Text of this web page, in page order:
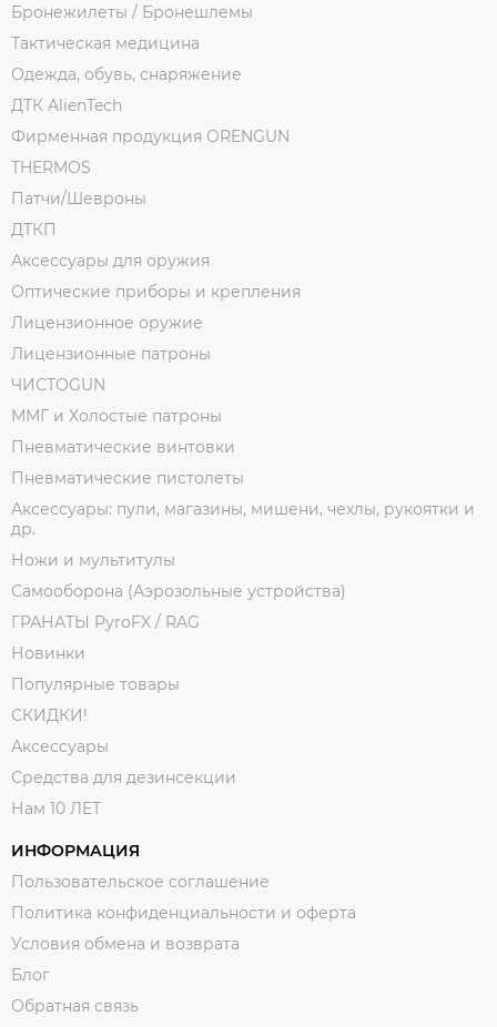
Бронежилеты / Бронешлемы
Тактическая медицина
Одежда, обувь, снаряжение
ДТК AlienTech
Фирменная продукция ORENGUN
THERMOS
Патчи/Шевроны
ДТКП
Аксессуары для оружия
Оптические приборы и крепления
Лицензионное оружие
Лицензионные патроны
ЧИСТОGUN
ММГ и Холостые патроны
Пневматические винтовки
Пневматические пистолеты
Аксессуары: пули, магазины, мишени, чехлы, рукоятки и
др.
Ножи и мультитулы
Самооборона (Аэрозольные устройства)
ГРАНАТЫ PyroFX / RAG
Новинки
Популярные товары
СКИДКИ!
Аксессуары
Средства для дезинсекции
Нам 10 ЛЕТ
ИНФОРМАЦИЯ
Пользовательское соглашение
Политика конфиденциальности и оферта
Условия обмена и возврата
Блог
Обратная связь